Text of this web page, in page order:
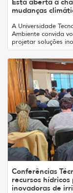
mudanças
A Universidade
Ambiente convida
projetar soluções
Conferências
recursos
inovadoras de